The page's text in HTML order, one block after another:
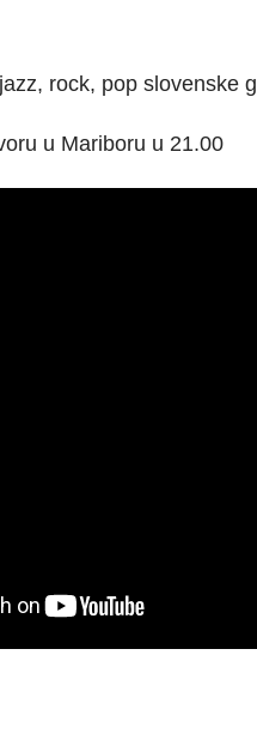
rock, pop slovenske
u Mariboru u 21.00